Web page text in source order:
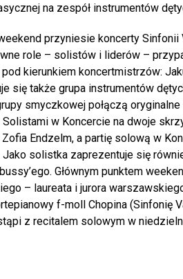
na zespół instrumentów
przyniesie koncerty Sinfonii
role – solistów i liderów –
kierunkiem koncertmistrzów:
się także grupa instrumentów
smyczkowej połączą
Solistami w Koncercie na dwoje
Endzelm, a partię solową w
Jako solistka zaprezentuje się
Głównym punktem
– laureata i jurora
f-moll Chopina (Sinfonię
z recitalem solowym w